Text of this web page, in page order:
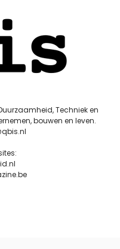
Techniek en
bouwen en leven.